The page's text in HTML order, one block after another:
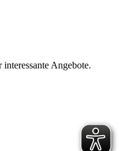
Angebote.